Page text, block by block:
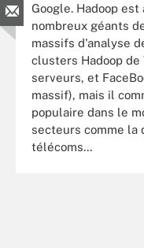
Google. Hadoop
nombreux géants
massifs d'analyse
clusters Hadoop de
serveurs, et
massif), mais il
populaire dans le
secteurs comme la
télécoms…